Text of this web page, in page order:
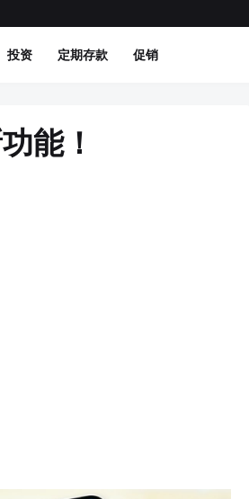
投资 定期存款 促销
能！